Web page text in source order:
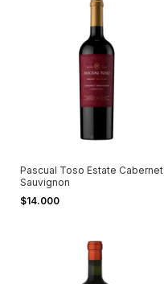
Pascual Toso Estate Cabernet
Sauvignon
$14.000